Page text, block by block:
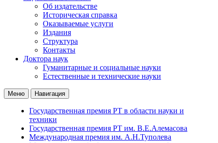
Об издательстве
Историческая справка
Оказываемые услуги
Издания
Структура
Контакты
Доктора наук
Гуманитарные и социальные науки
Естественные и технические науки
Меню Навигация
Государственная премия РТ в области науки и
техники
Государственная премия РТ им. В.Е.Алемасова
Международная премия им. А.Н.Туполева